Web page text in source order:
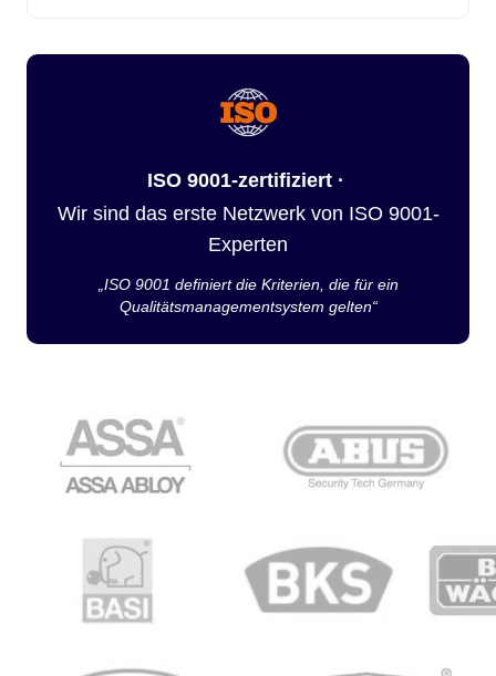
ISO 9001-zertifiziert ·
Wir sind das erste Netzwerk von ISO 9001-
Experten
„ISO 9001 definiert die Kriterien, die für ein
Qualitätsmanagementsystem gelten“